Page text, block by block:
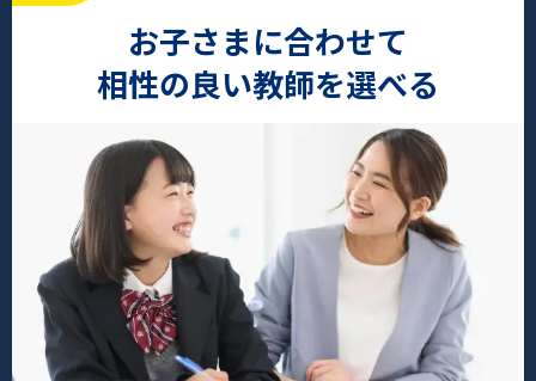
お子さまに合わせて
相性の良い教師を選べる